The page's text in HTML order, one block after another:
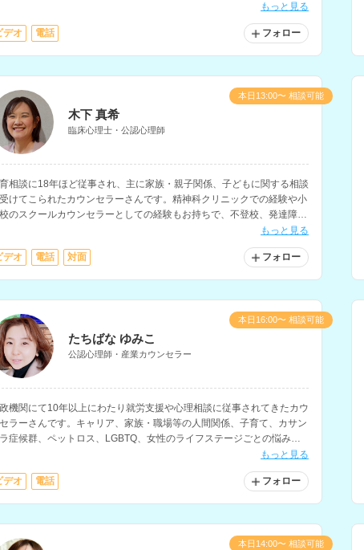
もっと見る
デオ 電話 フォロー
木下 真希
臨床心理士・公認心理師
相談に18年ほど従事され、主に家族・親子関係、子どもに関する相談
けてこられたカウンセラーさんです。精神科クリニックでの経験や小
のスクールカウンセラーとしての経験もお持ちで、不登校、発達障害
もっと見る
デオ 電話 対面 フォロー
本日13:00〜 相談可能
たちばな ゆみこ
公認心理師・産業カウンセラー
機関にて10年以上にわたり就労支援や心理相談に従事されてきたカウ
ラーさんです。キャリア、家族・職場等の人間関係、子育て、カサン
ラ症候群、ペットロス、LGBTQ、女性のライフステージごとの悩みの
もっと見る
デオ 電話 フォロー
本日16:00〜 相談可能
本日14:00〜 相談可能